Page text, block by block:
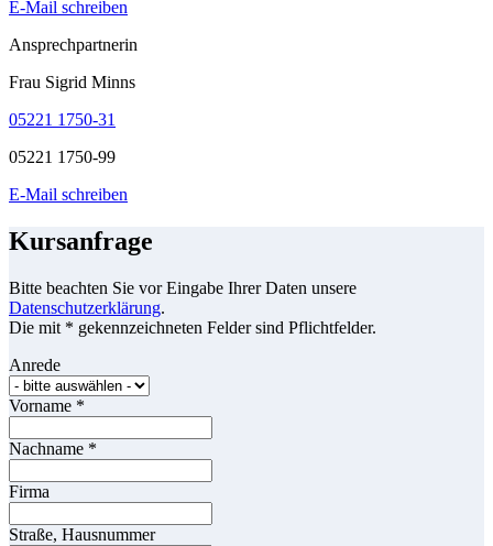
E-Mail schreiben
Ansprechpartnerin
Frau Sigrid Minns
05221 1750-31
05221 1750-99
E-Mail schreiben
Kursanfrage
Bitte beachten Sie vor Eingabe Ihrer Daten unsere
Datenschutzerklärung.
Die mit * gekennzeichneten Felder sind Pflichtfelder.
Anrede
Vorname *
Nachname *
Firma
Straße, Hausnummer